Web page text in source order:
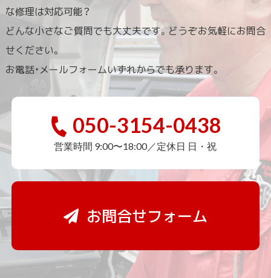
な修理は対応可能？
どんな小さなご質問でも大丈夫です。どうぞお気軽にお問合
せください。
お電話・メールフォームいずれからでも承ります。
050-3154-0438
営業時間 9:00〜18:00／定休日 日・祝
お問合せフォーム